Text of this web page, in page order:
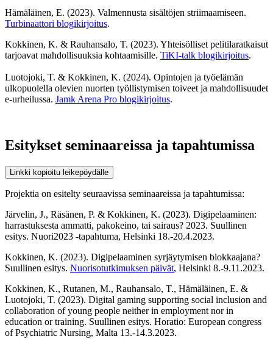
Hämäläinen, E. (2023). Valmennusta sisältöjen striimaamiseen.
Turbinaattori blogikirjoitus.
Kokkinen, K. & Rauhansalo, T. (2023). Yhteisölliset pelitilaratkaisut
tarjoavat mahdollisuuksia kohtaamisille. TiKI-talk blogikirjoitus.
Luotojoki, T. & Kokkinen, K. (2024). Opintojen ja työelämän
ulkopuolella olevien nuorten työllistymisen toiveet ja mahdollisuudet
e-urheilussa. Jamk Arena Pro blogikirjoitus.
Esitykset seminaareissa ja tapahtumissa
Linkki kopioitu leikepöydälle
Projektia on esitelty seuraavissa seminaareissa ja tapahtumissa:
Järvelin, J., Räsänen, P. & Kokkinen, K. (2023). Digipelaaminen:
harrastuksesta ammatti, pakokeino, tai sairaus? 2023. Suullinen
esitys. Nuori2023 -tapahtuma, Helsinki 18.-20.4.2023.
Kokkinen, K. (2023). Digipelaaminen syrjäytymisen blokkaajana?
Suullinen esitys. Nuorisotutkimuksen päivät, Helsinki 8.-9.11.2023.
Kokkinen, K., Rutanen, M., Rauhansalo, T., Hämäläinen, E. &
Luotojoki, T. (2023). Digital gaming supporting social inclusion and
collaboration of young people neither in employment nor in
education or training. Suullinen esitys. Horatio: European congress
of Psychiatric Nursing, Malta 13.-14.3.2023.